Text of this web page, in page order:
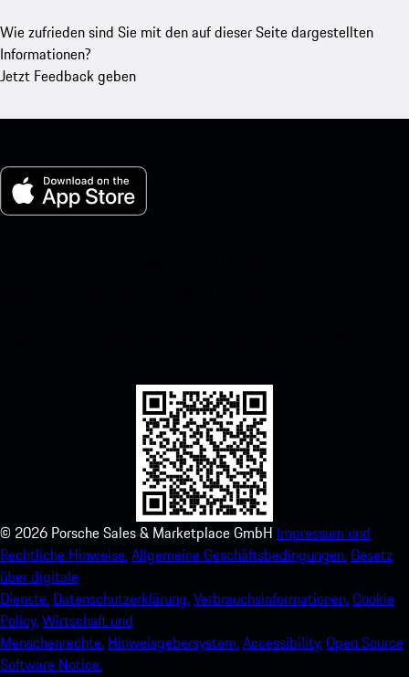
Wie zufrieden sind Sie mit den auf dieser Seite dargestellten
Informationen?
Jetzt Feedback geben
© 2026 Porsche Sales & Marketplace GmbH Impressum und
Rechtliche Hinweise.Allgemeine Geschäftsbedingungen.Gesetz
über digitale
Dienste. Datenschutzerklärung.Verbrauchsinformationen.Cookie
Policy.Wirtschaft und
Menschenrechte. Hinweisgebersystem.Accessibility.Open Source
Software Notice.